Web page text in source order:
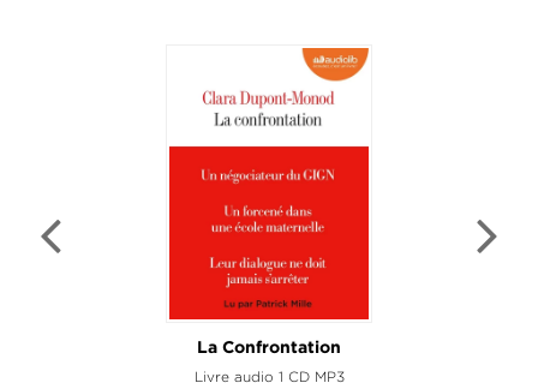
La Confrontation
Livre audio 1 CD MP3